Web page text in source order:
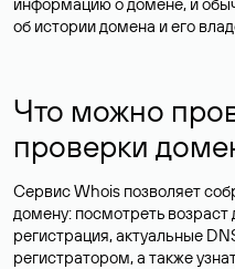
об истории домена и его
Что можно
проверки
Сервис Whois позволяет
домену: посмотреть возраст
регистрация, актуальные
регистратором, а также